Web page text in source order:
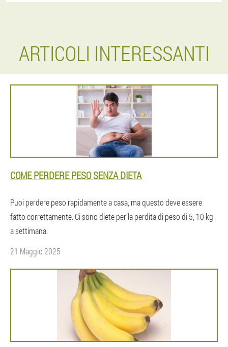
ARTICOLI INTERESSANTI
COME PERDERE PESO SENZA DIETA
Puoi perdere peso rapidamente a casa, ma questo deve essere
fatto correttamente. Ci sono diete per la perdita di peso di 5, 10 kg
a settimana.
21 Maggio 2025